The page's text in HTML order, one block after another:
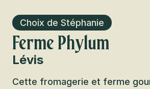
Choix de Stéphanie
Ferme Phylum
Lévis
Cette fromagerie et ferme